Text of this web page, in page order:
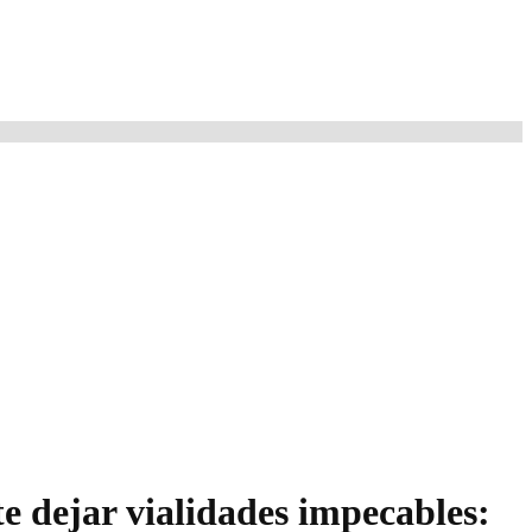
dejar vialidades impecables: